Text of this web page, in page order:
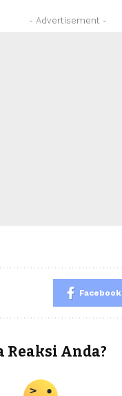
- Advertisement -
Facebook
Reaksi Anda?